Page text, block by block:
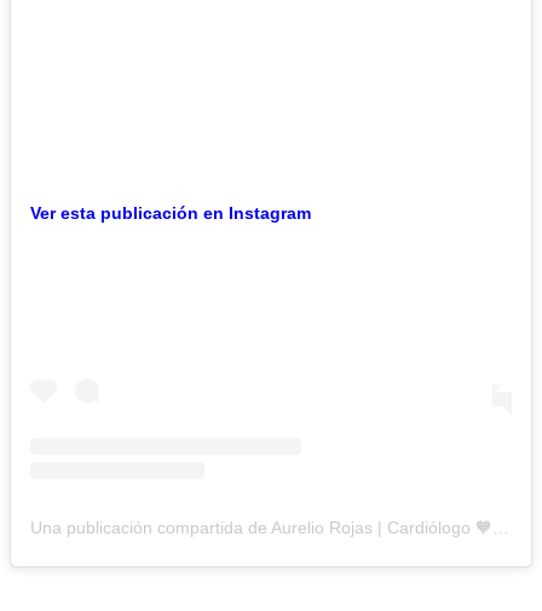
Ver esta publicación en Instagram
Una publicación compartida de Aurelio Rojas | Cardiólogo 🧡 (@doctorrojass)